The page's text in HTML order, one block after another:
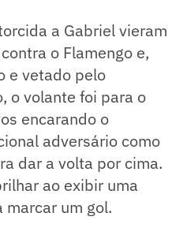
a Gabriel vieram
o Flamengo e,
e vetado pelo
o volante foi para o
encarando o
adversário como
dar a volta por cima.
ao exibir uma
marcar um gol.